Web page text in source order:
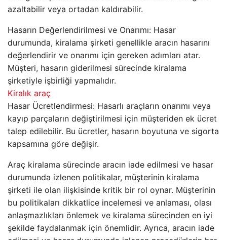
azaltabilir veya ortadan kaldırabilir.
Hasarın Değerlendirilmesi ve Onarımı: Hasar
durumunda, kiralama şirketi genellikle aracın hasarını
değerlendirir ve onarımı için gereken adımları atar.
Müşteri, hasarın giderilmesi sürecinde kiralama
şirketiyle işbirliği yapmalıdır.
Kiralık araç
Hasar Ücretlendirmesi: Hasarlı araçların onarımı veya
kayıp parçaların değiştirilmesi için müşteriden ek ücret
talep edilebilir. Bu ücretler, hasarın boyutuna ve sigorta
kapsamına göre değişir.
Araç kiralama sürecinde aracın iade edilmesi ve hasar
durumunda izlenen politikalar, müşterinin kiralama
şirketi ile olan ilişkisinde kritik bir rol oynar. Müşterinin
bu politikaları dikkatlice incelemesi ve anlaması, olası
anlaşmazlıkları önlemek ve kiralama sürecinden en iyi
şekilde faydalanmak için önemlidir. Ayrıca, aracın iade